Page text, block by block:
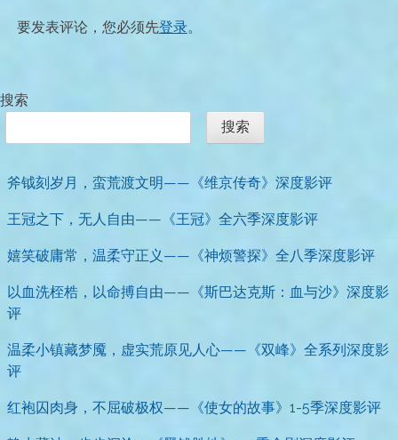
要发表评论，您必须先登录。
搜索
搜索
斧钺刻岁月，蛮荒渡文明——《维京传奇》深度影评
王冠之下，无人自由——《王冠》全六季深度影评
嬉笑破庸常，温柔守正义——《神烦警探》全八季深度影评
以血洗桎梏，以命搏自由——《斯巴达克斯：血与沙》深度影
评
温柔小镇藏梦魇，虚实荒原见人心——《双峰》全系列深度影
评
红袍囚肉身，不屈破极权——《使女的故事》1-5季深度影评